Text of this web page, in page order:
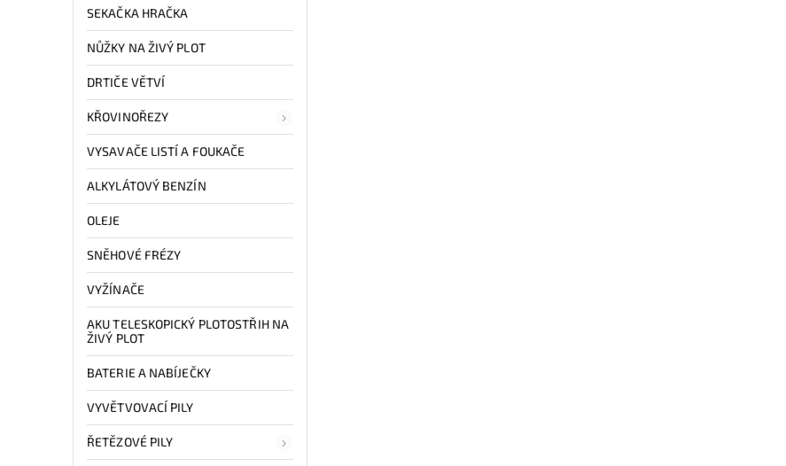
SEKAČKA HRAČKA
NŮŽKY NA ŽIVÝ PLOT
DRTIČE VĚTVÍ
KŘOVINOŘEZY
VYSAVAČE LISTÍ A FOUKAČE
ALKYLÁTOVÝ BENZÍN
OLEJE
SNĚHOVÉ FRÉZY
VYŽÍNAČE
AKU TELESKOPICKÝ PLOTOSTŘIH NA
ŽIVÝ PLOT
BATERIE A NABÍJEČKY
VYVĚTVOVACÍ PILY
ŘETĚZOVÉ PILY